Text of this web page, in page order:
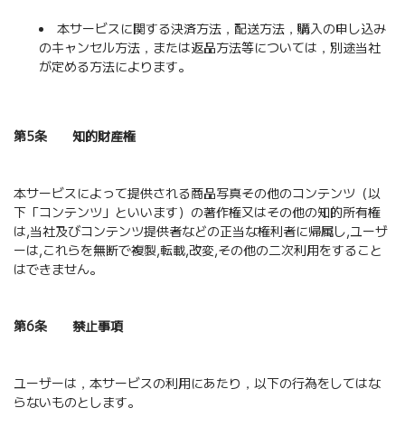
本サービスに関する決済方法，配送方法，購入の申し込み
のキャンセル方法，または返品方法等については，別途当社
が定める方法によります。
第5条 知的財産権
本サービスによって提供される商品写真その他のコンテンツ（以
下「コンテンツ」といいます）の著作権又はその他の知的所有権
は,当社及びコンテンツ提供者などの正当な権利者に帰属し,ユーザ
ーは,これらを無断で複製,転載,改変,その他の二次利用をすること
はできません。
第6条 禁止事項
ユーザーは，本サービスの利用にあたり，以下の行為をしてはな
らないものとします。